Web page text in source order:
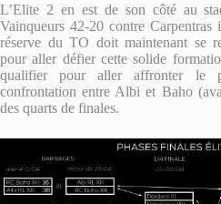
L’Elite 2 en est de son côté au
Vainqueurs 42-20 contre
réserve du TO doit maintenant se
pour aller défier cette solide
qualifier pour aller affronter le
confrontation entre Albi et Baho
des quarts de finales.